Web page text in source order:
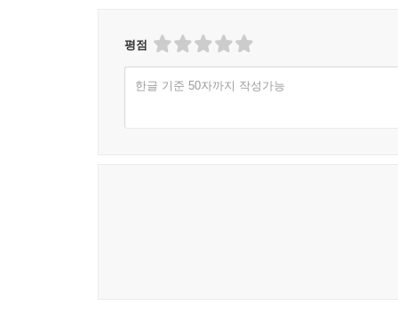
4장 ‘동학운동, 새로운 혁명의 장으로’는 새로운
파헤친다.
평점
한글 기준 50자까지 작성가능